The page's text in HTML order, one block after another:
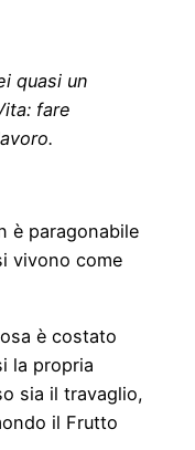
quasi un
fare
è paragonabile
vivono come
è costato
la propria
sia il travaglio,
il Frutto